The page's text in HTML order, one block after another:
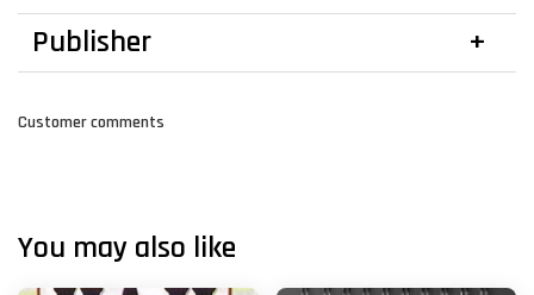
Publisher
Customer comments
You may also like